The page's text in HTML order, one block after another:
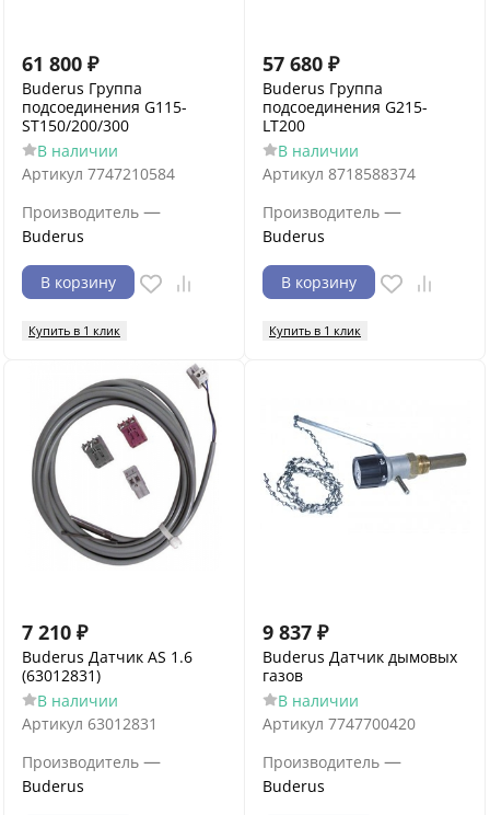
61 800 ₽
Buderus Группа
подсоединения G115-
ST150/200/300
В наличии
Артикул 7747210584
Производитель —
Buderus
В корзину
Купить в 1 клик
57 680 ₽
Buderus Группа
подсоединения G215-
LT200
В наличии
Артикул 8718588374
Производитель —
Buderus
В корзину
Купить в 1 клик
7 210 ₽
Buderus Датчик AS 1.6
(63012831)
В наличии
Артикул 63012831
Производитель —
Buderus
9 837 ₽
Buderus Датчик дымовых
газов
В наличии
Артикул 7747700420
Производитель —
Buderus